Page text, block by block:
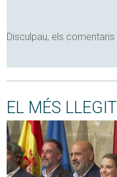
Disculpau, els
EL MÉS LLEGIT